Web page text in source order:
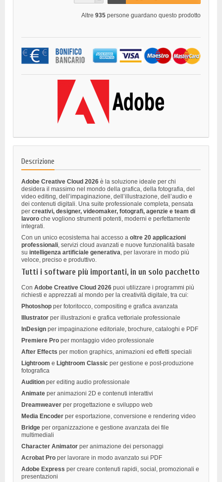
Altre 935 persone guardano questo prodotto
Descrizione
Adobe Creative Cloud 2026 è la soluzione ideale per chi
desidera il massimo nel mondo della grafica, della fotografia, del
video editing, dell’impaginazione, dell’illustrazione, dell’audio e
dei contenuti digitali. Una suite professionale completa, pensata
per creativi, designer, videomaker, fotografi, agenzie e team di
lavoro che vogliono strumenti potenti, moderni e perfettamente
integrati.
Con un unico ecosistema hai accesso a oltre 20 applicazioni
professionali , servizi cloud avanzati e nuove funzionalità basate
su intelligenza artificiale generativa , per lavorare in modo più
veloce, preciso e produttivo.
Tutti i software più importanti, in un solo pacchetto
Con Adobe Creative Cloud 2026 puoi utilizzare i programmi più
richiesti e apprezzati al mondo per la creatività digitale, tra cui:
Photoshop per fotoritocco, compositing e grafica avanzata
Illustrator per illustrazioni e grafica vettoriale professionale
InDesign per impaginazione editoriale, brochure, cataloghi e PDF
Premiere Pro per montaggio video professionale
After Effects per motion graphics, animazioni ed effetti speciali
Lightroom e Lightroom Classic per gestione e post-produzione
fotografica
Audition per editing audio professionale
Animate per animazioni 2D e contenuti interattivi
Dreamweaver per progettazione e sviluppo web
Media Encoder per esportazione, conversione e rendering video
Bridge per organizzazione e gestione avanzata dei file
multimediali
Character Animator per animazione dei personaggi
Acrobat Pro per lavorare in modo avanzato sui PDF
Adobe Express per creare contenuti rapidi, social, promozionali e
presentazioni